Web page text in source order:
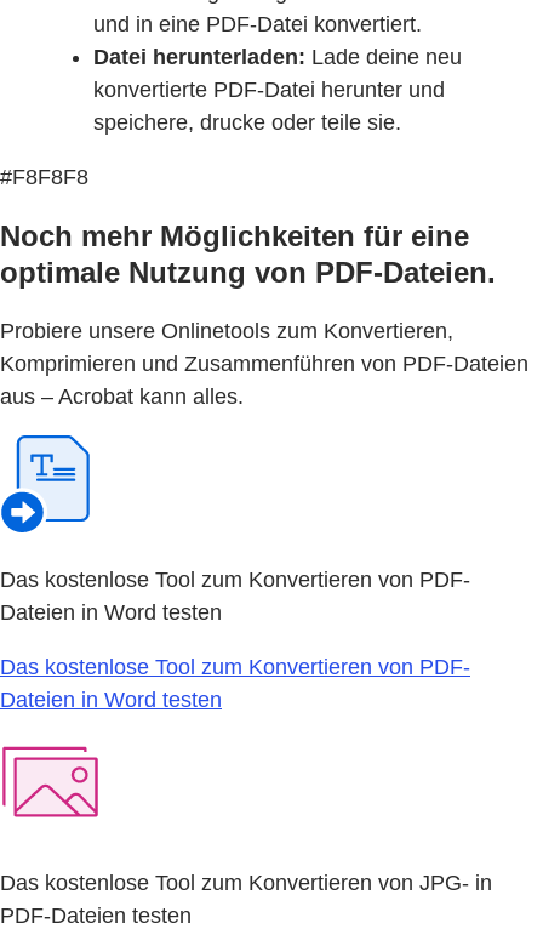
und in eine PDF-Datei konvertiert.
Datei herunterladen: Lade deine neu
konvertierte PDF-Datei herunter und
speichere, drucke oder teile sie.
#F8F8F8
Noch mehr Möglichkeiten für eine
optimale Nutzung von PDF-Dateien.
Probiere unsere Onlinetools zum Konvertieren,
Komprimieren und Zusammenführen von PDF-Dateien
aus – Acrobat kann alles.
Das kostenlose Tool zum Konvertieren von PDF-
Dateien in Word testen
Das kostenlose Tool zum Konvertieren von PDF-
Dateien in Word testen
Das kostenlose Tool zum Konvertieren von JPG- in
PDF-Dateien testen